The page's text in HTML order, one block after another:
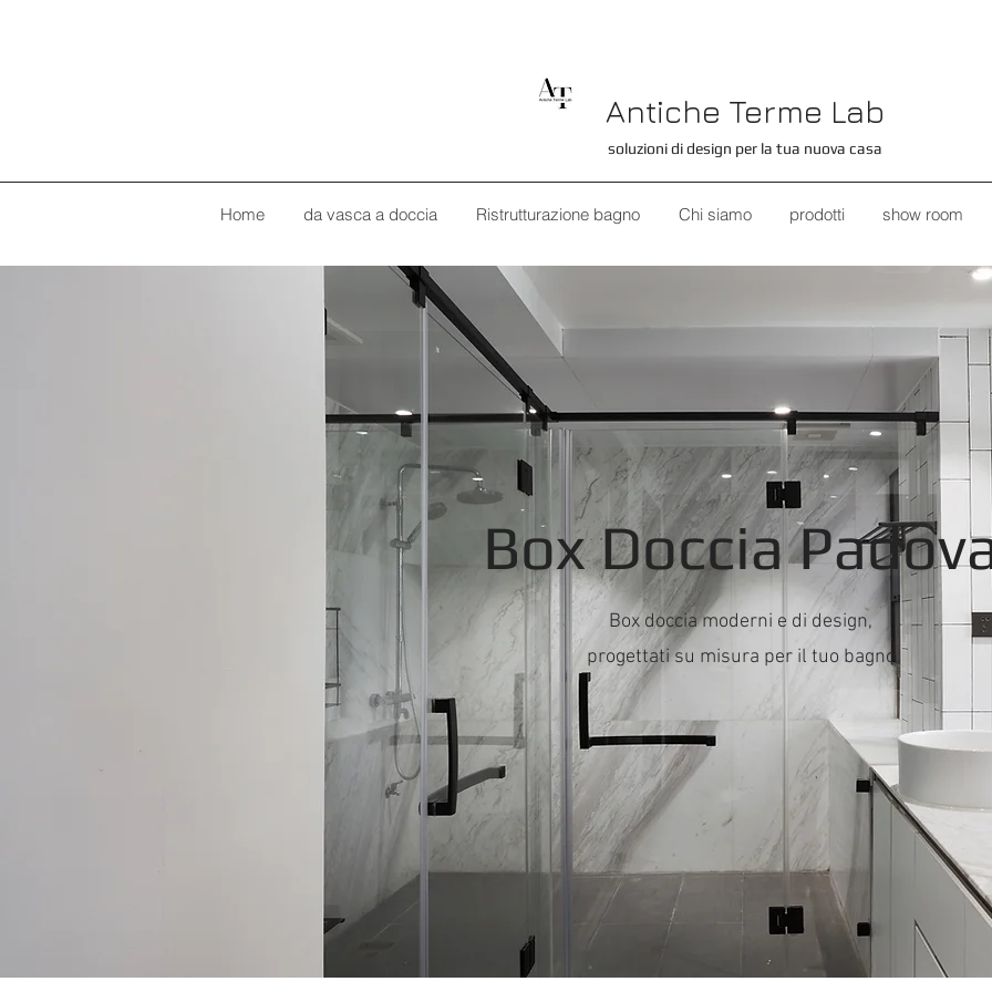
Antiche Terme Lab
soluzioni di design per la tua nuova casa
Home da vasca a doccia Ristrutturazione bagno Chi siamo prodotti show room
Box Doccia
Box doccia moderni e di design,
progettati su misura per il tuo bagno